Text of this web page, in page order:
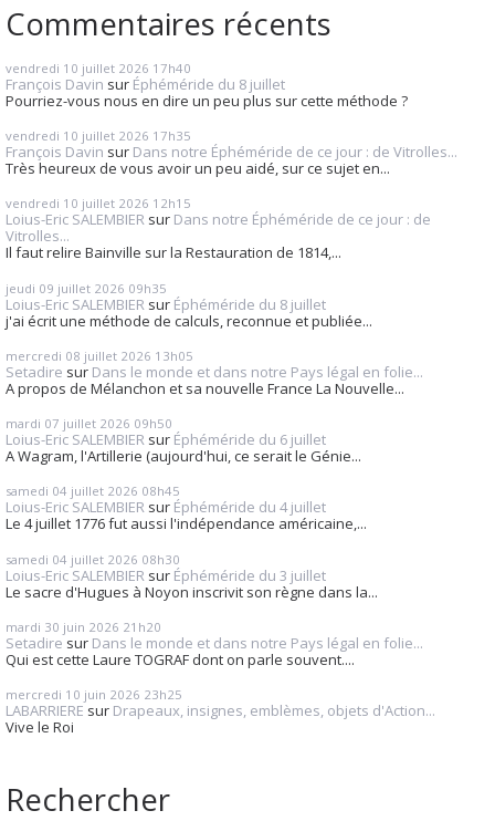
Commentaires récents
vendredi 10 juillet 2026 17h40
François Davin sur Éphéméride du 8 juillet
Pourriez-vous nous en dire un peu plus sur cette méthode ?
vendredi 10 juillet 2026 17h35
François Davin sur Dans notre Éphéméride de ce jour : de Vitrolles...
Très heureux de vous avoir un peu aidé, sur ce sujet en...
vendredi 10 juillet 2026 12h15
Loius-Eric SALEMBIER sur Dans notre Éphéméride de ce jour : de
Vitrolles...
Il faut relire Bainville sur la Restauration de 1814,...
jeudi 09 juillet 2026 09h35
Loius-Eric SALEMBIER sur Éphéméride du 8 juillet
j'ai écrit une méthode de calculs, reconnue et publiée...
mercredi 08 juillet 2026 13h05
Setadire sur Dans le monde et dans notre Pays légal en folie...
A propos de Mélanchon et sa nouvelle France La Nouvelle...
mardi 07 juillet 2026 09h50
Loius-Eric SALEMBIER sur Éphéméride du 6 juillet
A Wagram, l'Artillerie (aujourd'hui, ce serait le Génie...
samedi 04 juillet 2026 08h45
Loius-Eric SALEMBIER sur Éphéméride du 4 juillet
Le 4 juillet 1776 fut aussi l'indépendance américaine,...
samedi 04 juillet 2026 08h30
Loius-Eric SALEMBIER sur Éphéméride du 3 juillet
Le sacre d'Hugues à Noyon inscrivit son règne dans la...
mardi 30 juin 2026 21h20
Setadire sur Dans le monde et dans notre Pays légal en folie...
Qui est cette Laure TOGRAF dont on parle souvent....
mercredi 10 juin 2026 23h25
LABARRIERE sur Drapeaux, insignes, emblèmes, objets d'Action...
Vive le Roi
Rechercher